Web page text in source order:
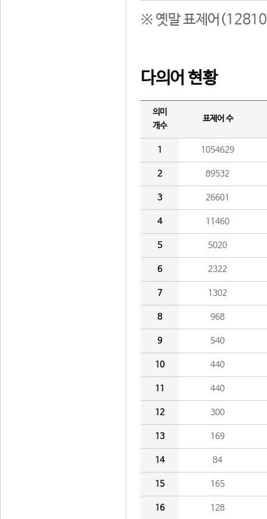
※ 옛말 표제어(12810
다의어 현황
의미
개수
표제어 수
1 1054629
2 89532
3 26601
4 11460
5 5020
6 2322
7 1302
8 968
9 540
10 440
11 440
12 300
13 169
14 84
15 165
16 128